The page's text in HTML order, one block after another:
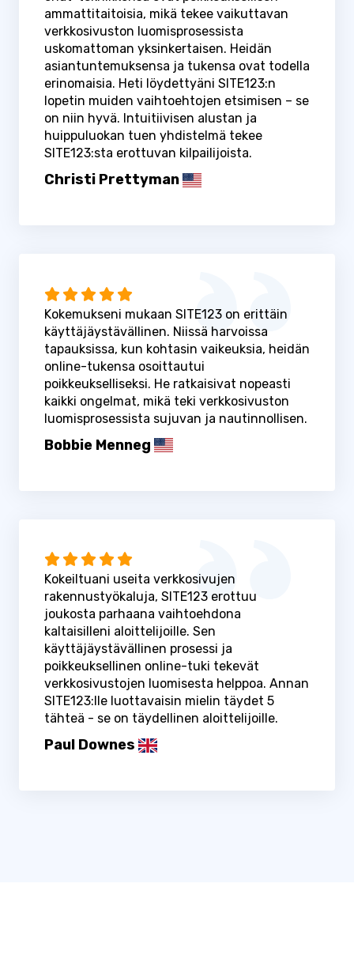
ammattitaitoisia, mikä tekee vaikuttavan
verkkosivuston luomisprosessista
uskomattoman yksinkertaisen. Heidän
asiantuntemuksensa ja tukensa ovat todella
erinomaisia. Heti löydettyäni SITE123:n
lopetin muiden vaihtoehtojen etsimisen – se
on niin hyvä. Intuitiivisen alustan ja
huippuluokan tuen yhdistelmä tekee
SITE123:sta erottuvan kilpailijoista.
Christi Prettyman
Kokemukseni mukaan SITE123 on erittäin
käyttäjäystävällinen. Niissä harvoissa
tapauksissa, kun kohtasin vaikeuksia, heidän
online-tukensa osoittautui
poikkeukselliseksi. He ratkaisivat nopeasti
kaikki ongelmat, mikä teki verkkosivuston
luomisprosessista sujuvan ja nautinnollisen.
Bobbie Menneg
Kokeiltuani useita verkkosivujen
rakennustyökaluja, SITE123 erottuu
joukosta parhaana vaihtoehdona
kaltaisilleni aloittelijoille. Sen
käyttäjäystävällinen prosessi ja
poikkeuksellinen online-tuki tekevät
verkkosivustojen luomisesta helppoa. Annan
SITE123:lle luottavaisin mielin täydet 5
tähteä - se on täydellinen aloittelijoille.
Paul Downes